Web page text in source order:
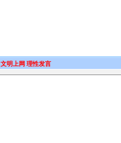
文明上网 理性发言